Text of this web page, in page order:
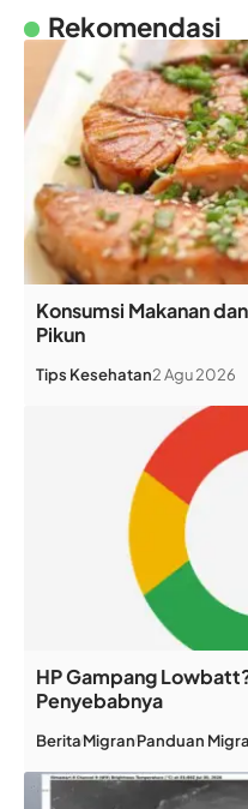
Rekomendasi
Konsumsi Makanan
Pikun
Tips Kesehatan2 Agu 2026
HP Gampang
Penyebabnya
BeritaMigranPanduan